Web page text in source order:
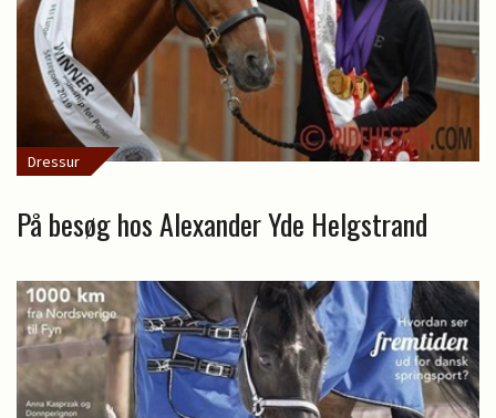
Dressur
På besøg hos Alexander Yde Helgstrand